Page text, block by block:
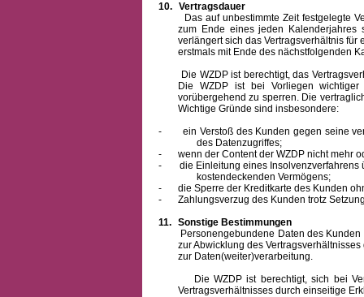
10. Vertragsdauer
Das auf unbestimmte Zeit festgelegte
zum Ende eines jeden Kalenderjahres
verlängert sich das Vertragsverhältnis
erstmals mit Ende des nächstfolgenden
Die WZDP ist berechtigt, das
Die WZDP ist bei Vorliegen
vorübergehend zu sperren. Die
Wichtige Gründe sind insbesondere:
-
ein Verstoß des Kunden gegen seine
des Datenzugriffes;
-
wenn der Content der WZDP nicht mehr
-
die Einleitung eines
kostendeckenden Vermögens;
-
die Sperre der Kreditkarte des Kunden
-
Zahlungsverzug des Kunden trotz
11. Sonstige Bestimmungen
Personengebundene Daten des Kunden
zur Abwicklung des
zur Daten(weiter)verarbeitung.
Die WZDP ist berechtigt, sich bei
Vertragsverhältnisses durch einseitige